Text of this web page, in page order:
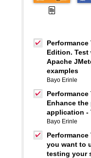
Edition.
Apache
examples
Bayo Erinle
Enhance
application -
Bayo Erinle
you want to
testing your